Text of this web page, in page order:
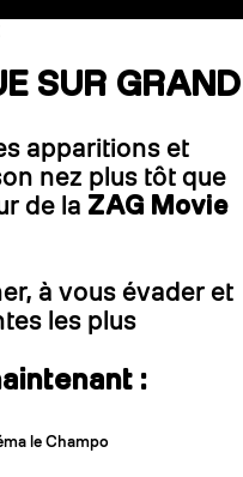
SUR GRAND
apparitions et
nez plus tôt que
de la ZAG Movie
à vous évader et
les plus
:
le Champo